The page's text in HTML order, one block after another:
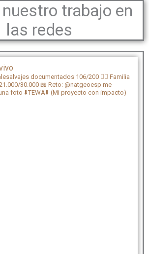
trabajo en
las redes
documentados 106/200 🏴‍☠️ Familia
30.000 📖 Reto: @natgeoesp me
foto ⬇️TEWA⬇️ (Mi proyecto con impacto)